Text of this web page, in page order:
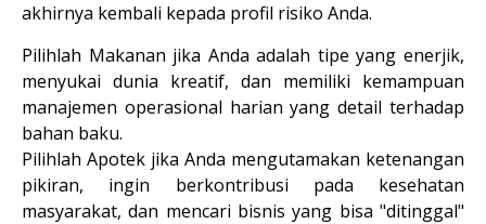
akhirnya kembali kepada profil risiko Anda.
Pilihlah Makanan jika Anda adalah tipe yang enerjik,
menyukai dunia kreatif, dan memiliki kemampuan
manajemen operasional harian yang detail terhadap
bahan baku.
Pilihlah Apotek jika Anda mengutamakan ketenangan
pikiran, ingin berkontribusi pada kesehatan
masyarakat, dan mencari bisnis yang bisa "ditinggal"